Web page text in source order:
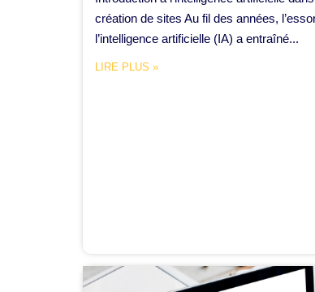
création de sites Au fil des années,
l’intelligence artificielle (IA) a entraîné...
LIRE PLUS »